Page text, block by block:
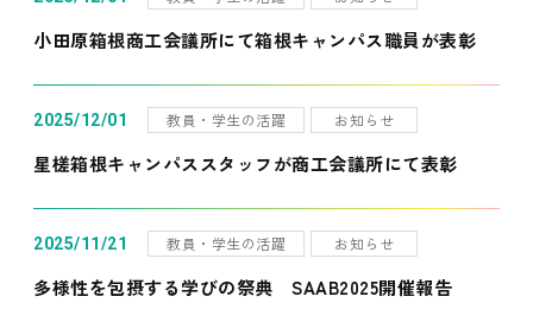
小田原箱根商工会議所にて箱根キャンパス職員が表彰
2025/12/01 教員・学生の活躍 お知らせ
星槎箱根キャンパススタッフが商工会議所にて表彰
2025/11/21 教員・学生の活躍 お知らせ
多様性を包摂する学びの祭典 SAAB2025開催報告